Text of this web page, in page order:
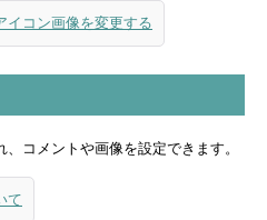
イコン画像を変更する
コメントや画像を設定できます。
て